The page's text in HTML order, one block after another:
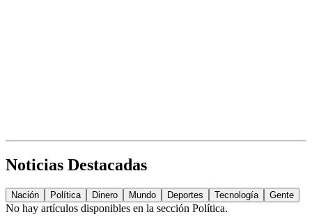
Noticias Destacadas
Nación Política Dinero Mundo Deportes Tecnología Gente
No hay artículos disponibles en la sección Política.